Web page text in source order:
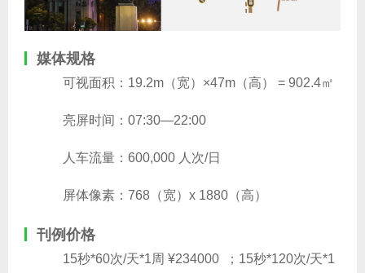
媒体规格
可视面积：19.2m（宽）×47m（高） = 902.4㎡
亮屏时间：07:30—22:00
人车流量：600,000 人次/日
屏体像素：768（宽）x 1880（高）
刊例价格
15秒*60次/天*1周 ¥234000 ；15秒*120次/天*1